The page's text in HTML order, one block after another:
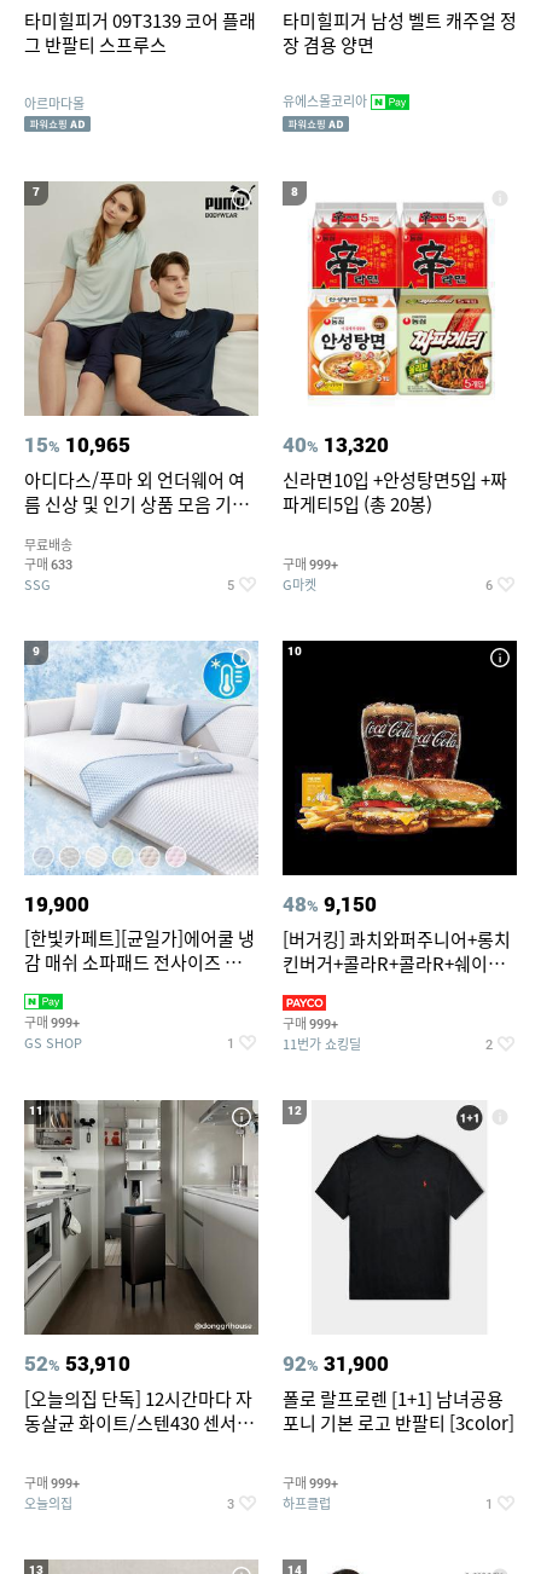
타미힐피거 09T3139 코어 플래
그 반팔티 스프루스
아르마다몰
타미힐피거 남성 벨트 캐주얼 정
장 겸용 양면
유에스몰코리아
7
15% 10,965
아디다스/푸마 외 언더웨어 여
름 신상 및 인기 상품 모음 기획
무료배송
구매 633
SSG 5
8
40% 13,320
신라면10입 +안성탕면5입 +짜
파게티5입 (총 20봉)
구매 999+
G마켓 6
9
19,900
[한빛카페트][균일가]에어쿨 냉
감 매쉬 소파패드 전사이즈 균일
구매 999+
GS SHOP 1
10
48% 9,150
[버거킹] 콰치와퍼주니어+롱치
킨버거+콜라R+콜라R+쉐이킹
구매 999+
11번가 쇼킹딜 2
11
52% 53,910
[오늘의집 단독] 12시간마다 자
동살균 화이트/스텐430 센서휴
구매 999+
오늘의집 3
12
92% 31,900
폴로 랄프로렌 [1+1] 남녀공용
포니 기본 로고 반팔티 [3color]
구매 999+
하프클럽 1
13 14